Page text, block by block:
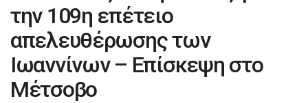
την 109η επέτειο
απελευθέρωσης των
Ιωαννίνων – Επίσκεψη στο
Μέτσοβο